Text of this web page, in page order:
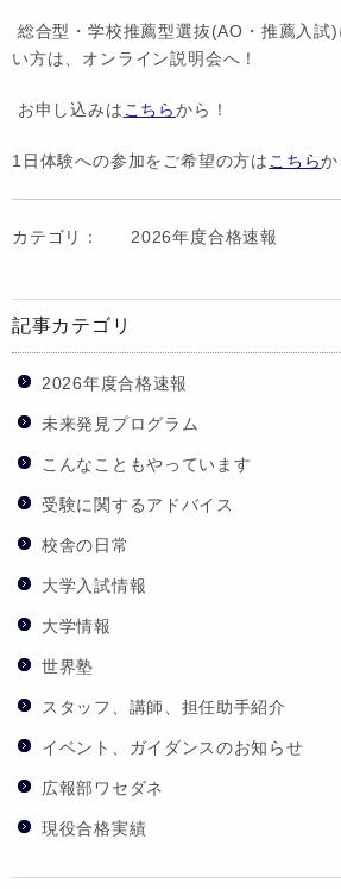
総合型・学校推薦型選抜(AO・推薦入試
い方は、オンライン説明会へ！
お申し込みは こちらから！
1日体験への参加をご希望の方は こちらか
カテゴリ： 2026年度合格速報
記事カテゴリ
2026年度合格速報
未来発見プログラム
こんなこともやっています
受験に関するアドバイス
校舎の日常
大学入試情報
大学情報
世界塾
スタッフ、講師、担任助手紹介
イベント、ガイダンスのお知らせ
広報部ワセダネ
現役合格実績